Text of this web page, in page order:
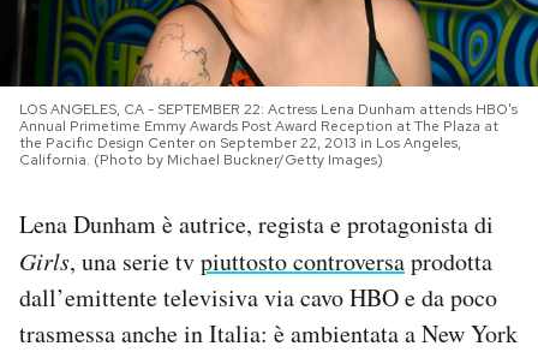
NEWSLETTER
I MIEI PREFERITI
SHOP
CALENDARIO
LOS ANGELES, CA - SEPTEMBER 22: Actress Lena Dunham attends HBO's
Annual Primetime Emmy Awards Post Award Reception at The Plaza at
the Pacific Design Center on September 22, 2013 in Los Angeles,
California. (Photo by Michael Buckner/Getty Images)
Lena Dunham è autrice, regista e protagonista di
Girls, una serie tvpiuttosto controversaprodotta
dall’emittente televisiva via cavo HBO e da poco
trasmessa anche in Italia: è ambientata a New York